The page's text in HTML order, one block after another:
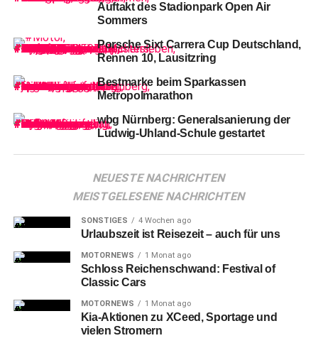
Ice Tigers setzten nach und kamen dem
Führungstreffer in der 10. Minute noch näher. Daniel
Fleischer kam völlig frei zum Abschluss, schoss aber
Minute verdient in Führung, als Dane Fox einen perfekten
Handgelenkschuss aufs kurze Eck verwandelte.
Auftakt des Stadionpark Open Air
Sommers
Porsche Sixt Carrera Cup Deutschland,
Rennen 10, Lausitzring
Bestmarke beim Sparkassen
Metropolmarathon
wbg Nürnberg: Generalsanierung der
Ludwig-Uhland-Schule gestartet
NEUESTE NACHRICHTEN
MEISTGELESENE NACHRICHTEN
SONSTIGES 4 Wochen ago
Urlaubszeit ist Reisezeit – auch für uns
MOTORNEWS 1 Monat ago
Schloss Reichenschwand: Festival of
Classic Cars
MOTORNEWS 1 Monat ago
Kia-Aktionen zu XCeed, Sportage und
vielen Stromern